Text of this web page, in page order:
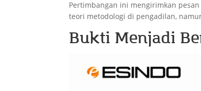
Pertimbangan ini mengirimkan
teori metodologi di pengadilan,
Bukti Menjadi